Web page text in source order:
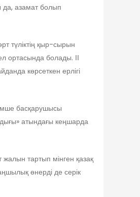
да, азамат болып
түліктің қыр-сырын
ортасында болады. ІІ
көрсеткен ерлігі
басқарушысы
атындағы кеңшарда
тартып мінген қазақ
өнерді де серік